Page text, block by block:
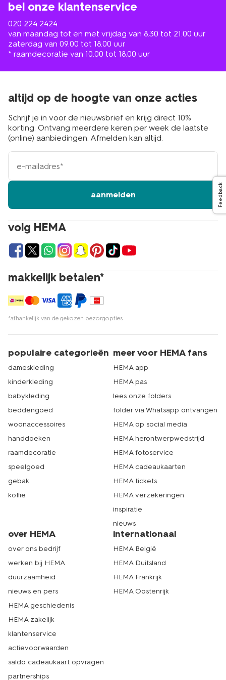
bel onze klantenservice
020 224 2424
van maandag tot en met vrijdag van 8.30 tot 21.00 uur
zaterdag van 09.00 tot 18.00 uur
* raamdecoratie van 10.00 tot 18.00 uur
volg HEMA
makkelijk betalen*
*afhankelijk van de gekozen bezorgopties
altijd op de hoogte van onze acties
Schrijf je in voor de nieuwsbrief en krijg direct 10%
korting. Ontvang meerdere keren per week de laatste
(online) aanbiedingen. Afmelden kan altijd.
e-
mailadres
aanmelden
populaire categorieën
dameskleding
kinderkleding
babykleding
beddengoed
woonaccessoires
handdoeken
raamdecoratie
speelgoed
gebak
koffie
meer voor HEMA fans
HEMA app
HEMA pas
lees onze folders
folder via Whatsapp ontvangen
HEMA op social media
HEMA herontwerpwedstrijd
HEMA fotoservice
HEMA cadeaukaarten
HEMA tickets
HEMA verzekeringen
inspiratie
nieuws
over HEMA
over ons bedrijf
werken bij HEMA
duurzaamheid
nieuws en pers
HEMA geschiedenis
HEMA zakelijk
klantenservice
actievoorwaarden
saldo cadeaukaart opvragen
partnerships
internationaal
HEMA België
HEMA Duitsland
HEMA Frankrijk
HEMA Oostenrijk
Feedback